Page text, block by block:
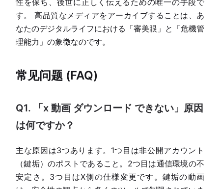
性を保ち、後世に正しく伝えるための唯一の手段で
す。 高品質なメディアをアーカイブすることは、あ
なたのデジタルライフにおける「審美眼」と「危機管
理能力」の象徴なのです。
常见问题 (FAQ)
Q1. 「x 動画 ダウンロード できない」原因
は何ですか？
主な原因は3つあります。1つ目は非公開アカウント
（鍵垢）のポストであること。2つ目は通信環境の不
安定さ。3つ目はX側の仕様変更です。鍵垢の動画